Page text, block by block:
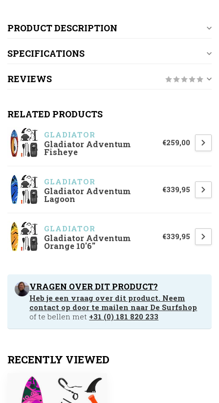
PRODUCT DESCRIPTION
SPECIFICATIONS
REVIEWS
RELATED PRODUCTS
GLADIATOR
Gladiator Adventum
Fisheye
€259,00
GLADIATOR
Gladiator Adventum
Lagoon
€339,95
GLADIATOR
Gladiator Adventum
Orange 10'6"
€339,95
VRAGEN OVER DIT PRODUCT?
Heb je een vraag over dit product. Neem
contact op door te mailen naar De Surfshop
of te bellen met +31 (0) 181 820 233
RECENTLY VIEWED